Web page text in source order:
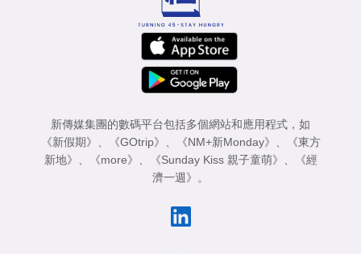
新傳媒集團的數碼平台包括多個網站和應用程式，如
《新假期》
《GOtrip》 《NM+新Monday》
《東方
新地》
《more》 《Sunday Kiss 親子童萌》
《經
濟一週》
。